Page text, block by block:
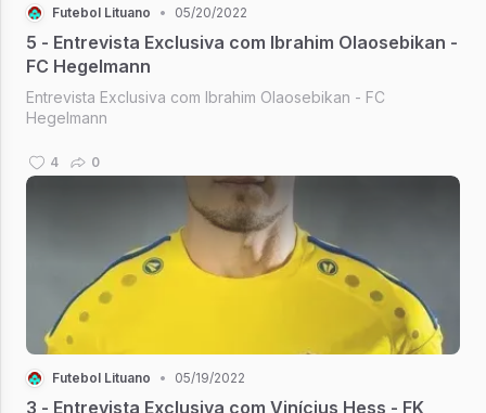
Futebol Lituano • 05/20/2022
5 - Entrevista Exclusiva com Ibrahim Olaosebikan -
FC Hegelmann
Entrevista Exclusiva com Ibrahim Olaosebikan - FC
Hegelmann
4 0
Futebol Lituano • 05/19/2022
3 - Entrevista Exclusiva com Vinícius Hess - FK